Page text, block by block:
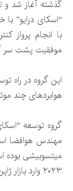
گذشته آغاز شد و
“اسکای درایو” با
با انجام پرواز
موفقیت پشت سر
این گروه در راه
هوابردهای چند
گروه توسعه
مهندس هوافضا
میتسوبیشی بوده
۲۰۲۳ وارد بازار ژاپن کند.